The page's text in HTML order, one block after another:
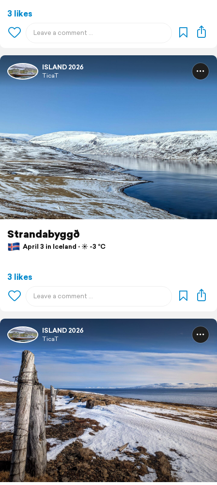
3 likes
ISLAND 2026
TicaT
Strandabyggð
April 3 in Iceland ⋅ ☀️ -3 °C
3 likes
ISLAND 2026
TicaT